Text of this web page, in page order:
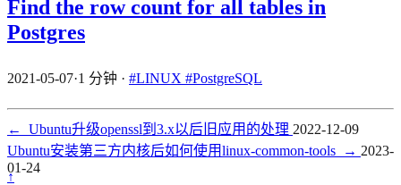
Find the row count for all tables in
Postgres
2021-05-07·1 分钟 · #LINUX #PostgreSQL
← Ubuntu升级openssl到3.x以后旧应用的处理 2022-12-09
Ubuntu安装第三方内核后如何使用linux-common-tools
→ 2023-
01-24
↑